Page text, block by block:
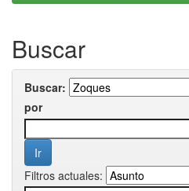
Buscar
Buscar:
por
Filtros actuales: